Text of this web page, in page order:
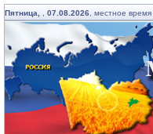
Пятница, 07.08.2026 , местное время